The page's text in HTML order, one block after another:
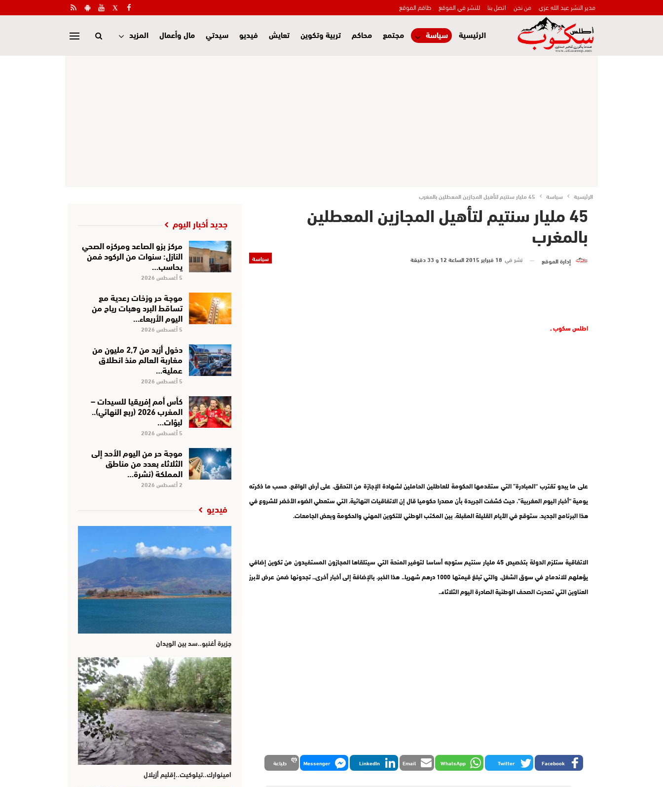
مدير النشر عبد الله عزي من نحن اتصل بنا للنشر في الموقع طاقم الموقع
الرئيسية سياسة مجتمع محاكم تربية وتكوين تعايش فيديو سيدتي مال وأعمال المزيد
الرئيسية سياسة 45 مليار سنتيم لتأهيل المجازين المعطلين بالمغرب
45 مليار سنتيم لتأهيل المجازين المعطلين
بالمغرب
سياسة إدارة الموقع نشر في 18 فبراير 2015 الساعة 12 و 33 دقيقة
اطلس سكوب ـ
على ما يبدو تقترب “المبادرة” التي ستقدمها الحكومة للعاطلين الحاملين لشهادة الإجازة من التحقق، على أرض الواقع، حسب ماذكرته
يومية “أخبار اليوم المغربية”،حيثكشفت الجريدة بأن مصدرا حكوميا قال إن الاتفاقيات النهائية، التي ستعطي الضوء الأخضر للشروع في
هذا البرنامج الجديد، ستوقع في الأيام القليلة المقبلة، بين المكتب الوطني للتكوين المهني والحكومة وبعض الجامعات.
الاتفاقية ستلزم الدولة بتخصيص 45 مليار سنتيم ستوجه أساسا لتوفير المنحة التي سيتلقاها المجازون المستفيدون من تكوين إضافي
يؤهلهم للاندماج في سوق الشغل، والتي تبلغ قيمتها 1000 درهم شهريا.. هذا الخبر، بالإضافة إلى أخبار أخرى.. تجدونها ضمن عرض لأبرز
العناوين التي تصدرت الصحف الوطنية الصادرة اليوم الثلاثاء..
Facebook
Twitter
WhatsApp
Email
LinkedIn
Messenger طباعة
جديد أخبار اليوم
مركز بزو الصاعد ومركزه الصحي
النازل: سنوات من الركود فمن
يحاسب…
5 أغسطس 2026
موجة حر وزخات رعدية مع
تساقط البرد وهبات رياح من
اليوم الأربعاء…
5 أغسطس 2026
دخول أزيد من 2,7 مليون من
مغاربة العالم منذ انطلاق
عملية…
5 أغسطس 2026
كأس أمم إفريقيا للسيدات –
المغرب 2026 (ربع النهائي)..
لبؤات…
5 أغسطس 2026
موجة حر من اليوم الأحد إلى
الثلاثاء بعدد من مناطق
المملكة (نشرة…
2 أغسطس 2026
فيديو
جزيرة أغنبو..سد بين الويدان
امينوارك..تيلوكيت..إقليم أزيلال